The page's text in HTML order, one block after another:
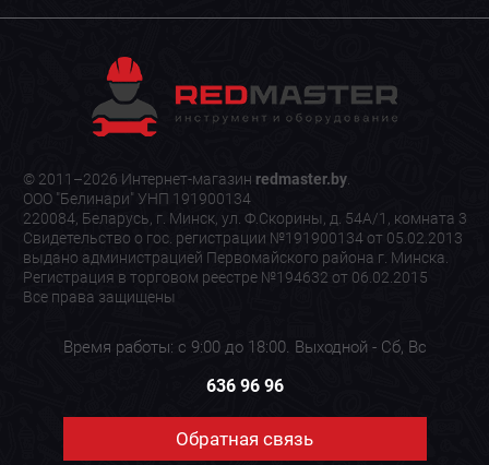
© 2011–2026 Интернет-магазин redmaster.by.
ООО "Белинари" УНП 191900134
220084, Беларусь, г. Минск, ул. Ф.Скорины, д. 54А/1, комната 3
Свидетельство о гос. регистрации №191900134 от 05.02.2013
выдано администрацией Первомайского района г. Минска.
Регистрация в торговом реестре №194632 от 06.02.2015
Все права защищены
Время работы: с 9:00 до 18:00. Выходной - Сб, Вс
636 96 96
Обратная связь